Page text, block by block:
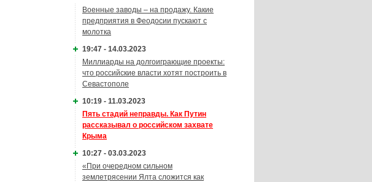
Военные заводы – на продажу. Какие
предприятия в Феодосии пускают с
молотка
19:47 - 14.03.2023
Миллиарды на долгоиграющие проекты:
что российские власти хотят построить в
Севастополе
10:19 - 11.03.2023
Пять стадий неправды. Как Путин
рассказывал о российском захвате
Крыма
10:27 - 03.03.2023
«При очередном сильном
землетрясении Ялта сложится как